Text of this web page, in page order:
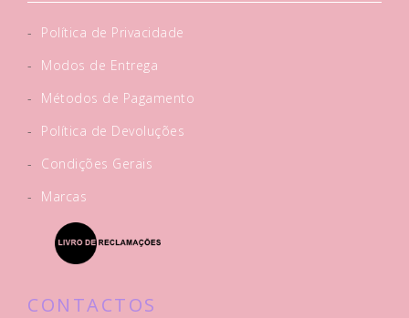
-
Política de Privacidade
-
Modos de Entrega
-
Métodos de Pagamento
-
Política de Devoluções
-
Condições Gerais
-
Marcas
CONTACTOS